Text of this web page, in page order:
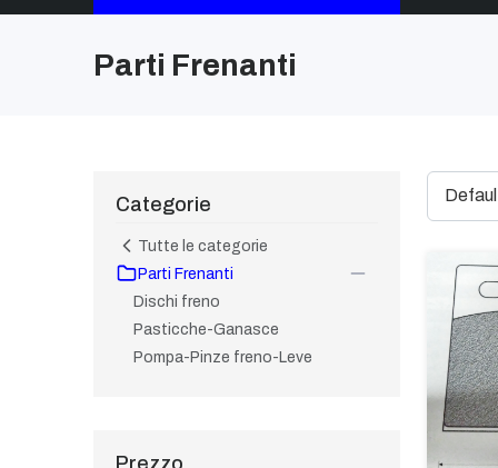
Parti Frenanti
Categorie
Tutte le categorie
Parti Frenanti
Dischi freno
Pasticche-Ganasce
Pompa-Pinze freno-Leve
Prezzo